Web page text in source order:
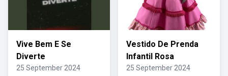
Vive Bem E Se
Diverte
25 September 2024
Vestido De Prenda
Infantil Rosa
25 September 2024